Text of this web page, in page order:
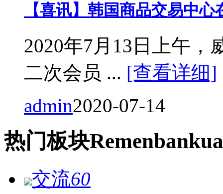
【喜讯】韩国商品交易中
2020年7月13日上午，
二次会员 ... [查看详细]
admin2020-07-14
热门板块Remen
交流60